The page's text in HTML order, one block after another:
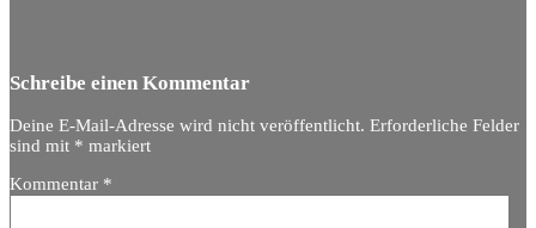
Schreibe einen Kommentar
Deine E-Mail-Adresse wird nicht veröffentlicht. Erforderliche Felder
sind mit * markiert
Kommentar *